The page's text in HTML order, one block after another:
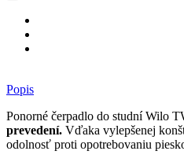
Popis
Ponorné čerpadlo do studní Wilo
prevedení. Vďaka vylepšenej
odolnosť proti opotrebovaniu